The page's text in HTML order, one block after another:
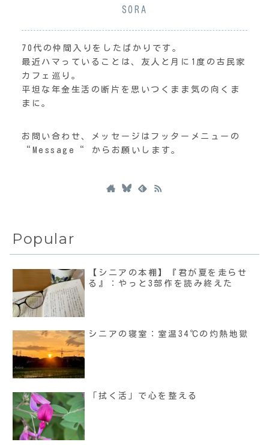
SORA
70代の仲間入りをしたばかりです。
最近ハマっていることは、友人と月に1度の古民家
カフェ巡り。
平坦な年金生活の断片を思いつくまま気の向くま
まに。
お問い合わせ、メッセージはフッターメニューの
“Message“ からお願いします。
Popular
【シニアの本棚】『君が夏を走らせ
る』：やっと3部作を読み終えた
シニアの寝室：室温34℃の灼熱地獄
「拭く活」で心を整える